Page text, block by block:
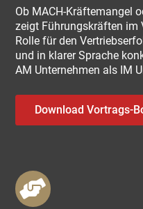
Ob MACH-Kräftemangel
zeigt Führungskräften im
Rolle für den
und in klarer Sprache
AM Unternehmen als IM
Download Vortrags-